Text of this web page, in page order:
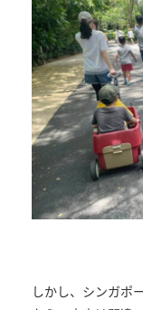
しかし、シンガポ